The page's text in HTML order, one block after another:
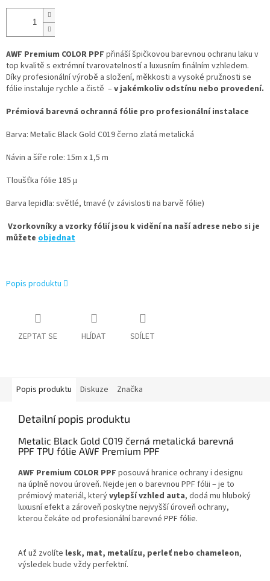
AWF Premium COLOR PPF přináší špičkovou barevnou ochranu laku v
top kvalitě s extrémní tvarovatelností a luxusním finálním vzhledem.
Díky profesionální výrobě a složení, měkkosti a vysoké pružnosti se
fólie instaluje rychle a čistě –v jakémkoliv odstínu nebo provedení.
Prémiová barevná ochranná fólie pro profesionální instalace
Barva: Metalic Black Gold C019 černo zlatá metalická
Návin a šíře role: 15m x 1,5 m
Tloušťka fólie 185 µ
Barva lepidla: světlé, tmavé (v závislosti na barvě fólie)
Vzorkovníky a vzorky fólií jsou k vidění na naší adrese nebo si je
můžete objednat
Popis produktu
ZEPTAT SE HLÍDAT SDÍLET
Popis produktu Diskuze Značka
Detailní popis produktu
Metalic Black Gold C019 černá metalická barevná
PPF TPU fólie AWF Premium PPF
AWF Premium COLOR PPF posouvá hranice ochrany i designu
na úplně novou úroveň. Nejde jen o barevnou PPF fólii – je to
prémiový materiál, kterývylepší vzhled auta, dodá mu hluboký
luxusní efekt a zároveň poskytne nejvyšší úroveň ochrany,
kterou čekáte od profesionální barevné PPF fólie.
Ať už zvolíte lesk, mat, metalízu, perleť nebo chameleon,
výsledek bude vždy perfektní.